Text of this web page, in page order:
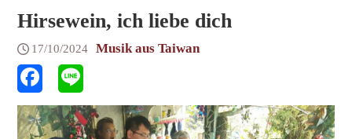
Hirsewein, ich liebe dich
17/10/2024 Musik aus Taiwan